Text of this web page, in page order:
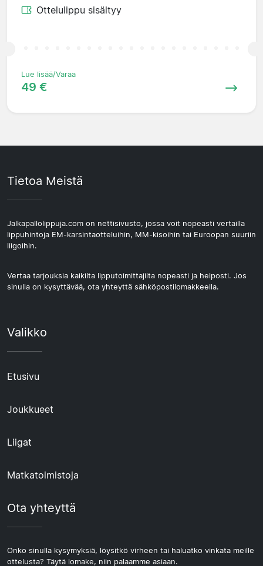
Ottelulippu sisältyy
Lue lisää/Varaa
49 €
Tietoa Meistä
Jalkapallolippuja.com on nettisivusto, jossa voit nopeasti vertailla
lippuhintoja EM-karsintaotteluihin, MM-kisoihin tai Euroopan suuriin
liigoihin.
Vertaa tarjouksia kaikilta lipputoimittajilta nopeasti ja helposti. Jos
sinulla on kysyttävää, ota yhteyttä sähköpostilomakkeella.
Valikko
Etusivu
Joukkueet
Liigat
Matkatoimistoja
Ota yhteyttä
Onko sinulla kysymyksiä, löysitkö virheen tai haluatko vinkata meille
ottelusta? Täytä lomake, niin palaamme asiaan.